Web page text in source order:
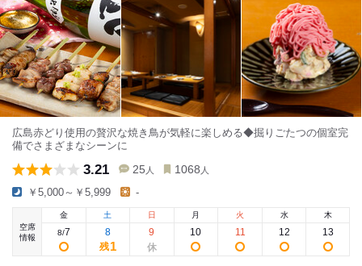
広島赤どり使用の贅沢な焼き鳥が気軽に楽しめる◆掘りごたつの個室完
備でさまざまなシーンに
3.21 25 人 1068 人
￥5,000～￥5,999 -
空席
情報
金
8/7
土
8
残1
日
9
月
10
火
11
水
12
木
13